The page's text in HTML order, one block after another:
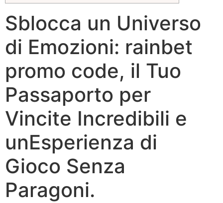
Sblocca un Universo
di Emozioni: rainbet
promo code, il Tuo
Passaporto per
Vincite Incredibili e
unEsperienza di
Gioco Senza
Paragoni.